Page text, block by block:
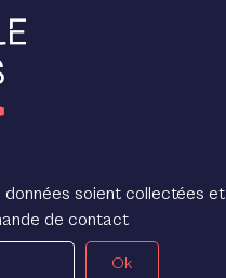
données soient collectées et
de contact
Ok